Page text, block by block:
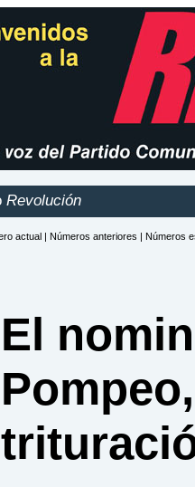
El